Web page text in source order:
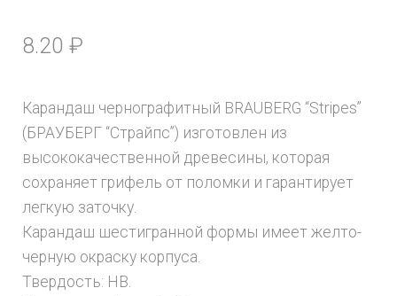
8.20 ₽
Карандаш чернографитный BRAUBERG “Stripes”
(БРАУБЕРГ “Страйпс”) изготовлен из
высококачественной древесины, которая
сохраняет грифель от поломки и гарантирует
легкую заточку.
Карандаш шестигранной формы имеет желто-
черную окраску корпуса.
Твердость: HB.